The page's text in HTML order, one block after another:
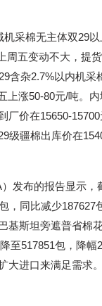
棉无主体双29以
周五变动不大，提
含杂2.7%以内机
上涨50-80元/吨。
厂价在15650-
级疆棉出库价在
布的报告显示，
，同比减少
基斯坦旁遮普省棉
至517851包，降
大进口来满足需求